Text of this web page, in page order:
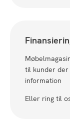
til kunder der
information
Eller ring til